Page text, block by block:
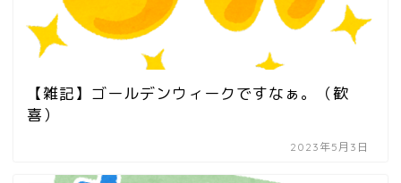
【雑記】ゴールデンウィークですなぁ。（歓
喜）
2023年5月3日